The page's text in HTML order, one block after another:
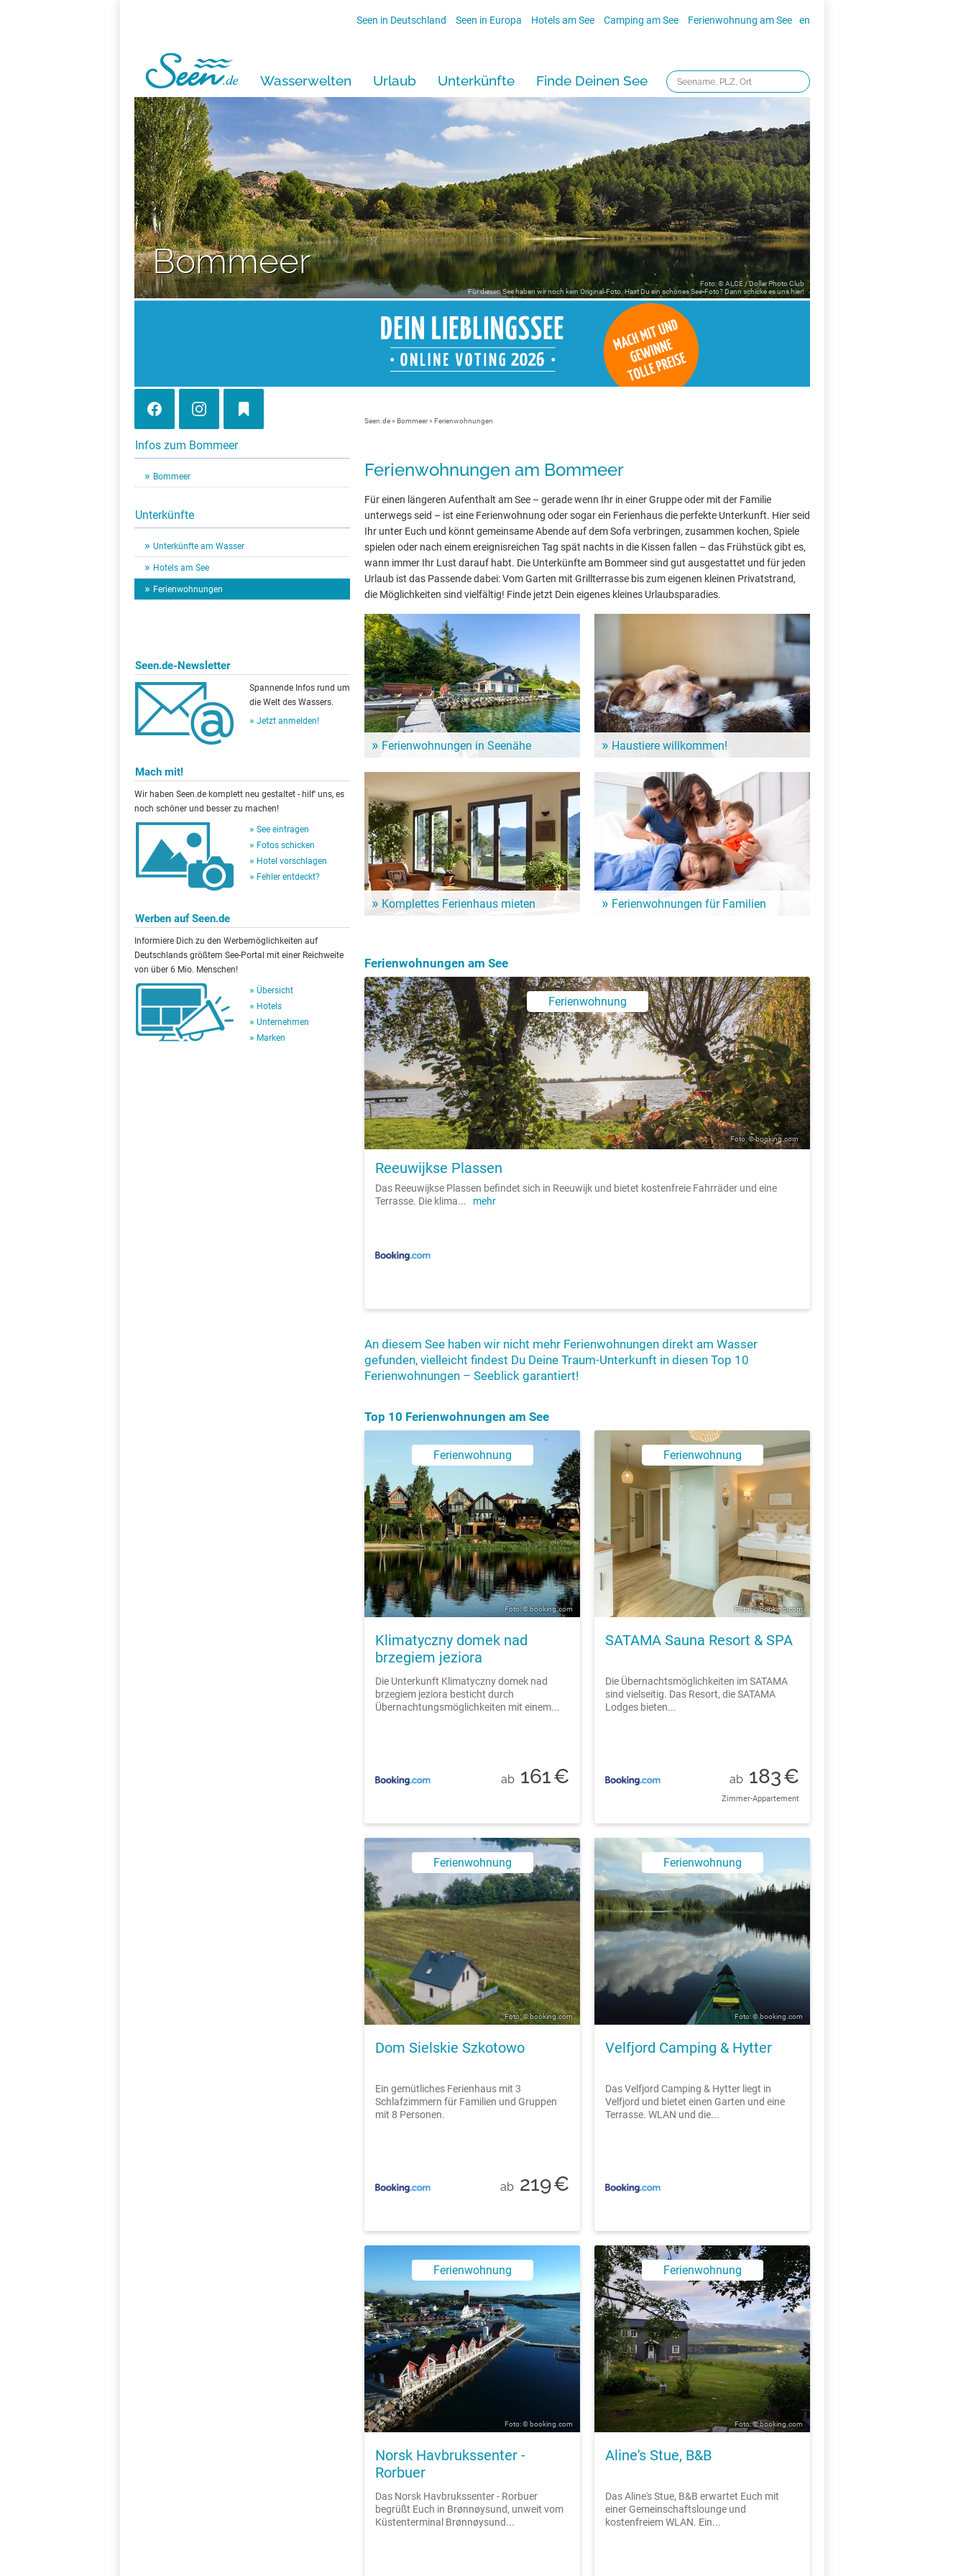
Seen in Deutschland Seen in Europa Hotels am See Camping am See Ferienwohnung am See en
Wasserwelten Urlaub Unterkünfte Finde Deinen See
Bommeer
Foto: © ALCE / Dollar Photo Club
Für diesen See haben wir noch kein Original-Foto. Hast Du ein schönes See-Foto? Dann schicke es uns hier!
Infos zum Bommeer
Bommeer
Unterkünfte
Unterkünfte am Wasser
Hotels am See
Ferienwohnungen
Seen.de-Newsletter
Spannende Infos rund um
die Welt des Wassers.
Jetzt anmelden!
Mach mit!
Wir haben Seen.de komplett neu gestaltet - hilf' uns, es
noch schöner und besser zu machen!
See eintragen
Fotos schicken
Hotel vorschlagen
Fehler entdeckt?
Werben auf Seen.de
Informiere Dich zu den Werbemöglichkeiten auf
Deutschlands größtem See-Portal mit einer Reichweite
von über 6 Mio. Menschen!
Übersicht
Hotels
Unternehmen
Marken
Seen.de» Bommeer» Ferienwohnungen
Ferienwohnungen am Bommeer
Für einen längeren Aufenthalt am See – gerade wenn Ihr in einer Gruppe oder mit der Familie
unterwegs seid – ist eine Ferienwohnung oder sogar ein Ferienhaus die perfekte Unterkunft. Hier seid
Ihr unter Euch und könnt gemeinsame Abende auf dem Sofa verbringen, zusammen kochen, Spiele
spielen oder nach einem ereignisreichen Tag spät nachts in die Kissen fallen – das Frühstück gibt es,
wann immer Ihr Lust darauf habt. Die Unterkünfte am Bommeer sind gut ausgestattet und für jeden
Urlaub ist das Passende dabei: Vom Garten mit Grillterrasse bis zum eigenen kleinen Privatstrand,
die Möglichkeiten sind vielfältig! Finde jetzt Dein eigenes kleines Urlaubsparadies.
Ferienwohnungen in Seenähe
See sind eine günstige Alternative für den nächsten
Haustiere willkommen!
haben. Es gibt zahlreiche Unterkünfte am See in
denen auch der Hund willkommen ist.
Komplettes Ferienhaus mieten Ferienwohnungen für Familien
Ferienwohnungen am See
Ferienwohnung
Foto: © booking.com
Reeuwijkse Plassen
Das Reeuwijkse Plassen befindet sich in Reeuwijk und bietet kostenfreie Fahrräder und eine
Terrasse. Die klima... mehr
An diesem See haben wir nicht mehr Ferienwohnungen direkt am Wasser
gefunden, vielleicht findest Du Deine Traum-Unterkunft in diesen Top 10
Ferienwohnungen – Seeblick garantiert!
Top 10 Ferienwohnungen am See
Ferienwohnung
Foto: © booking.com
Klimatyczny domek nad
brzegiem jeziora
Die Unterkunft Klimatyczny domek nad
brzegiem jeziora besticht durch
Übernachtungsmöglichkeiten mit einem...
ab 161€
Ferienwohnung
Foto: © booking.com
SATAMA Sauna Resort & SPA
Die Übernachtsmöglichkeiten im SATAMA
sind vielseitig. Das Resort, die SATAMA
Lodges bieten...
ab 183€
Zimmer-Appartement
Ferienwohnung
Foto: © booking.com
Dom Sielskie Szkotowo
Ein gemütliches Ferienhaus mit 3
Schlafzimmern für Familien und Gruppen
mit 8 Personen.
ab 219€
Ferienwohnung
Foto: © booking.com
Velfjord Camping & Hytter
Das Velfjord Camping & Hytter liegt in
Velfjord und bietet einen Garten und eine
Terrasse. WLAN und die...
Ferienwohnung
Foto: © booking.com
Norsk Havbrukssenter -
Rorbuer
Das Norsk Havbrukssenter - Rorbuer
begrüßt Euch in Brønnøysund, unweit vom
Küstenterminal Brønnøysund...
Ferienwohnung
Foto: © booking.com
Aline's Stue, B&B
Das Aline's Stue, B&B erwartet Euch mit
einer Gemeinschaftslounge und
kostenfreiem WLAN. Ein...